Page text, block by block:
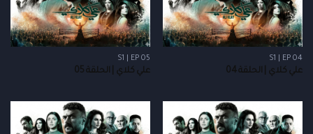
S1 | EP 04
علي كلاي | الحلقة 04
S1 | EP 05
علي كلاي | الحلقة 05